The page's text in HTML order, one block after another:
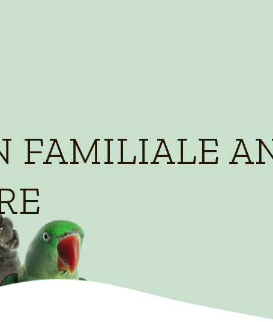
FAMILIALE